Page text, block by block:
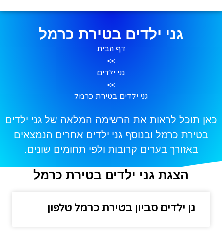
גני ילדים בטירת כרמל
דף הבית
>>
גני ילדים
>>
גני ילדים בטירת כרמל
כאן תוכל לראות את הרשימה המלאה של גני ילדים
בטירת כרמל ובנוסף גני ילדים אחרים הנמצאים
באזורך בערים קרובות ולפי תחומים שונים.
הצגת גני ילדים בטירת כרמל
גן ילדים סביון בטירת כרמל טלפון